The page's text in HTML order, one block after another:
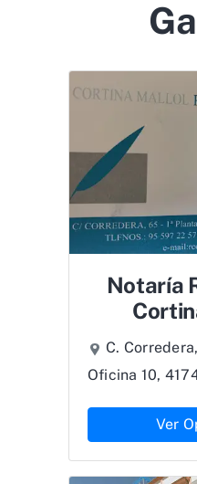
Notaría
C.
Oficina 10,
Ver